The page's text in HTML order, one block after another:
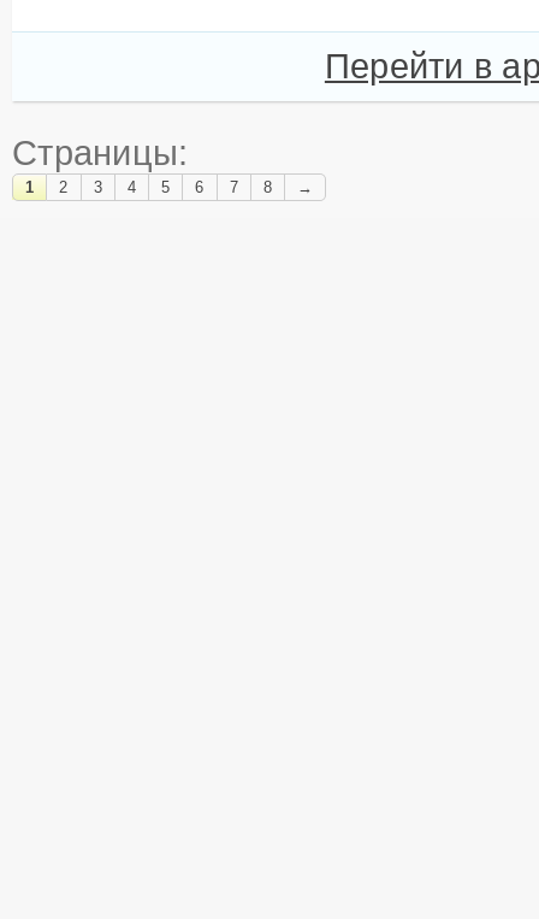
Перейти в
Страницы:
1 2 3 4 5 6 7 8 →